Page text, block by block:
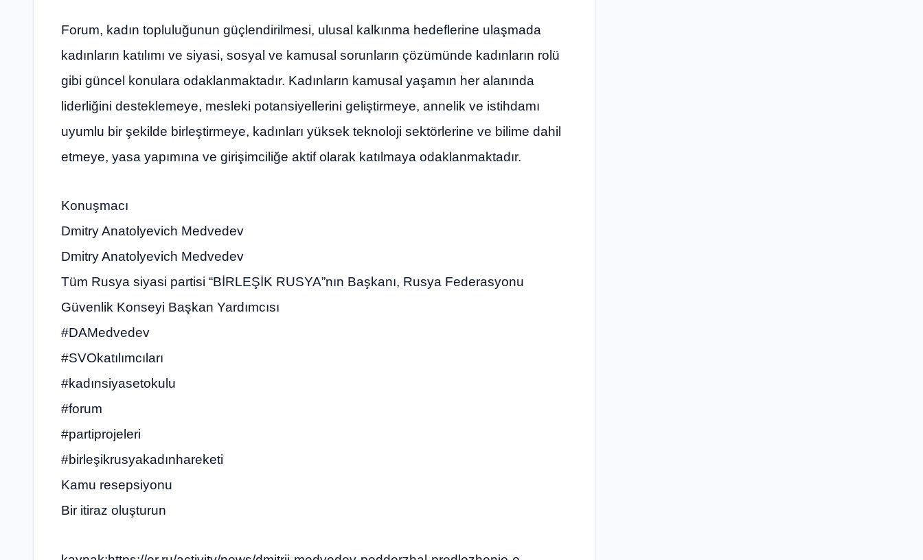
Forum, kadın topluluğunun güçlendirilmesi, ulusal kalkınma hedeflerine ulaşmada
kadınların katılımı ve siyasi, sosyal ve kamusal sorunların çözümünde kadınların rolü
gibi güncel konulara odaklanmaktadır. Kadınların kamusal yaşamın her alanında
liderliğini desteklemeye, mesleki potansiyellerini geliştirmeye, annelik ve istihdamı
uyumlu bir şekilde birleştirmeye, kadınları yüksek teknoloji sektörlerine ve bilime dahil
etmeye, yasa yapımına ve girişimciliğe aktif olarak katılmaya odaklanmaktadır.
Konuşmacı
Dmitry Anatolyevich Medvedev
Dmitry Anatolyevich Medvedev
Tüm Rusya siyasi partisi “BİRLEŞİK RUSYA”nın Başkanı, Rusya Federasyonu
Güvenlik Konseyi Başkan Yardımcısı
#DAMedvedev
#SVOkatılımcıları
#kadınsiyasetokulu
#forum
#partiprojeleri
#birleşikrusyakadınhareketi
Kamu resepsiyonu
Bir itiraz oluşturun